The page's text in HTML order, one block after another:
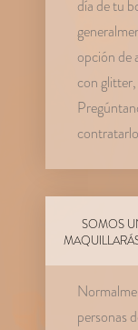
día de tu
opción de
con
SOMOS
personas